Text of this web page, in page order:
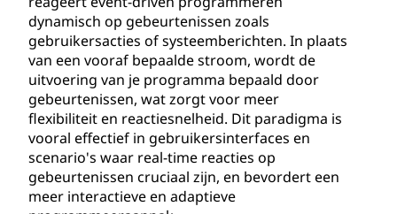
dynamisch op gebeurtenissen zoals
gebruikersacties of systeemberichten. In plaats
van een vooraf bepaalde stroom, wordt de
uitvoering van je programma bepaald door
gebeurtenissen, wat zorgt voor meer
flexibiliteit en reactiesnelheid. Dit paradigma is
vooral effectief in gebruikersinterfaces en
scenario's waar real-time reacties op
gebeurtenissen cruciaal zijn, en bevordert een
meer interactieve en adaptieve